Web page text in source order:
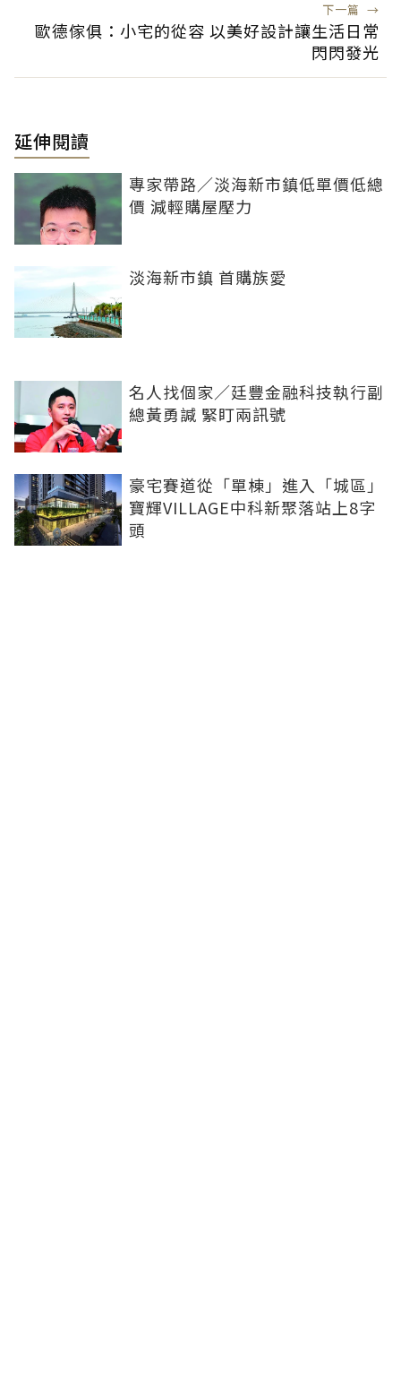
下一篇 →
歐德傢俱：小宅的從容 以美好設計讓生活日常
閃閃發光
延伸閱讀
專家帶路／淡海新市鎮低單價低總
價 減輕購屋壓力
淡海新市鎮 首購族愛
名人找個家／廷豐金融科技執行副
總黃勇諴 緊盯兩訊號
豪宅賽道從「單棟」進入「城區」
寶輝VILLAGE中科新聚落站上8字
頭